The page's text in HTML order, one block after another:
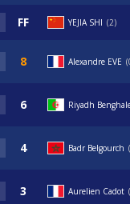
YEJIA SHI 2
Alexandre EVE
Riyadh
Badr Belgourch
Aurelien Cadot